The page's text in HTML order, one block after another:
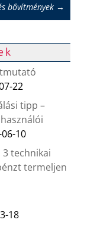
bővítmények →
22
tipp –
10
3 technikai
termeljen
18